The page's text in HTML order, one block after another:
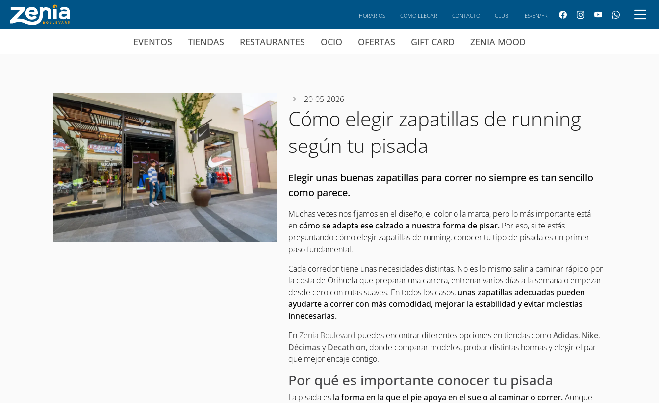
Ir al contenido principal
EVENTOS TIENDAS RESTAURANTES OCIO OFERTAS GIFT CARD ZENIA MOOD
HORARIOS CÓMO LLEGAR CONTACTO CLUB ES/EN/FR
20-05-2026
Cómo elegir zapatillas de running
según tu pisada
Elegir unas buenas zapatillas para correr no siempre es tan sencillo
como parece.
Muchas veces nos fijamos en el diseño, el color o la marca, pero lo más importante está
encómo se adapta ese calzado a nuestra forma de pisar. Por eso, si te estás
preguntando cómo elegir zapatillas de running, conocer tu tipo de pisada es un primer
paso fundamental.
Cada corredor tiene unas necesidades distintas. No es lo mismo salir a caminar rápido por
la costa de Orihuela que preparar una carrera, entrenar varios días a la semana o empezar
desde cero con rutas suaves. En todos los casos, unas zapatillas adecuadas pueden
ayudarte a correr con más comodidad, mejorar la estabilidad y evitar molestias
innecesarias.
EnZenia Boulevard puedes encontrar diferentes opciones en tiendas comoAdidas, Nike,
Décimas yDecathlon, donde comparar modelos, probar distintas hormas y elegir el par
que mejor encaje contigo.
Por qué es importante conocer tu pisada
La pisada es la forma en la que el pie apoya en el suelo al caminar o correr.Aunque